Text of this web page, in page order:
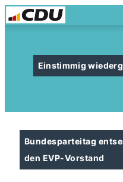
Einstimmig
Bundesparteitag
den EVP-Vorstand